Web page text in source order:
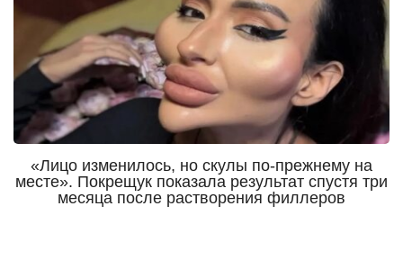
«Лицо изменилось, но скулы по-прежнему на
месте». Покрещук показала результат спустя три
месяца после растворения филлеров